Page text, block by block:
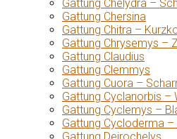
Gattung Chelydra –
Gattung Chersina
Gattung Chitra –
Gattung Chrysemys –
Gattung Claudius
Gattung Clemmys
Gattung Cuora –
Gattung Cyclanorbis –
Gattung Cyclemys –
Gattung Cycloderma